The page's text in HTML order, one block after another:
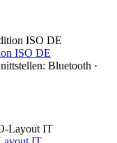
ISO DE
Bluetooth ·